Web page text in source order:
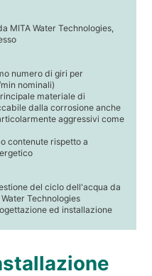
MITA Water Technologies,
numero di giri per
nominali)
materiale di
dalla corrosione anche
aggressivi come
contenute rispetto a
del ciclo dell'acqua da
Technologies
ed installazione